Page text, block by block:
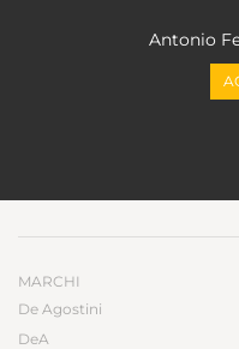
Antonio
MARCHI
De Agostini
DeA